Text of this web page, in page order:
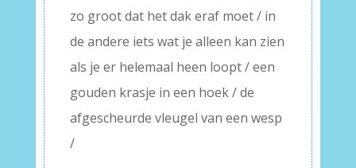
zo groot dat het dak eraf moet / in
de andere iets wat je alleen kan zien
als je er helemaal heen loopt / een
gouden krasje in een hoek / de
afgescheurde vleugel van een wesp
/